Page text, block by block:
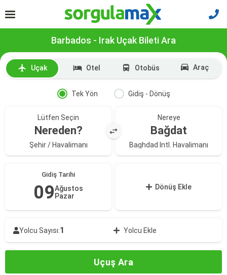
Barbados - Irak Uçak Bileti Ara
Uçak Otel Otobüs Araç
Tek Yön Gidiş - Dönüş
Lütfen Seçin
Nereden?
Şehir / Havalimanı
Nereye
Bağdat
Baghdad Intl. Havalimanı
Gidiş Tarihi
09Ağustos
Pazar
Dönüş Ekle
Yolcu Sayısı:1 Yolcu Ekle
Uçuş Ara